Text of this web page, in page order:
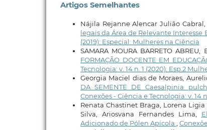
Artigos Semelhantes
Nájila Rejanne Alencar Julião Cabral,
legais da Área de Relevante Interesse
(2019): Especial: Mulheres na Ciência
SAMARA MOURA BARRETO ABREU,
FORMAÇÃO DOCENTE EM
Tecnologia: v. 14 n. 1 (2020): Esp.2
Georgia Maciel dias de Moraes,
DA SEMENTE DE Caesalpinia
Conexões - Ciência e Tecnologia: v. 14
Renata Chastinet Braga, Lorena
Silva, Ariosvana Fernandes Lima,
Adicionado de Pólen Apícola